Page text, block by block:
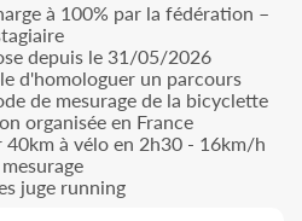
à 100% par la fédération –
depuis le 31/05/2026
d'homologuer un parcours
de mesurage de la bicyclette
organisée en France
40km à vélo en 2h30 - 16km/h
juge running